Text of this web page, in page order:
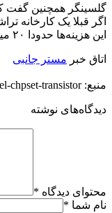
گلسینگر همچنین گفت
این هزینه‌ها حدودا ۲۰ میلیارد دلار شده است.
اتاق خبر مستر جانبی
منبع: https://techfars.com/269728/intel-chpset-transistor/
دیدگاه‌های نوشته
محتوای دیدگاه *
نام شما *